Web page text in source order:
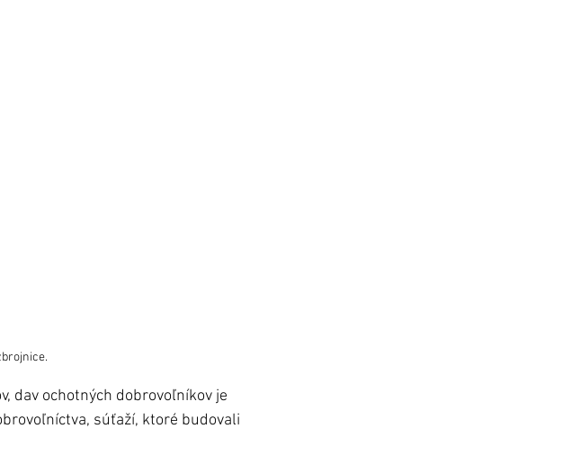
dav ochotných dobrovoľníkov je
súťaží, ktoré budovali